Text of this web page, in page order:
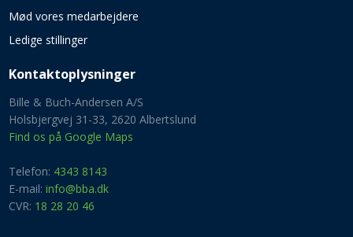
Mød vores medarbejdere
Ledige stillinger
Kontaktoplysninger​
Bille & Buch-Andersen A/S
Holsbjergvej 31-33, 2620 Albertslund
Find os på Google Maps
Telefon: 4343 8143
E-mail: info@bba.dk
​CVR: 18 28 20 46